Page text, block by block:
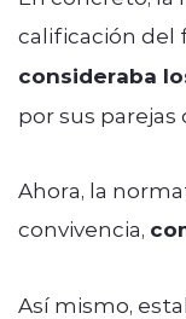
calificación del
consideraba
por sus parejas
Ahora, la
convivencia,
Así mismo,